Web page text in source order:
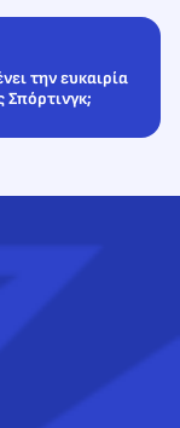
την ευκαιρία
Σπόρτινγκ;